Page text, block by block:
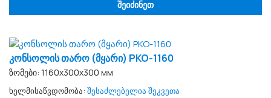
შეიძინეთ
კონსოლის თარო (მყარი) PKO-1160
ზომები: 1160x300x300 мм
ხელმისაწვდომობა: შესაძლებელია შეკვეთა